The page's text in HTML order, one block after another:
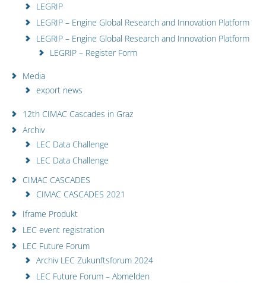
LEGRIP
LEGRIP – Engine Global Research and Innovation Platform
LEGRIP – Engine Global Research and Innovation Platform
LEGRIP – Register Form
Media
export news
12th CIMAC Cascades in Graz
Archiv
LEC Data Challenge
LEC Data Challenge
CIMAC CASCADES
CIMAC CASCADES 2021
Iframe Produkt
LEC event registration
LEC Future Forum
Archiv LEC Zukunftsforum 2024
LEC Future Forum – Abmelden